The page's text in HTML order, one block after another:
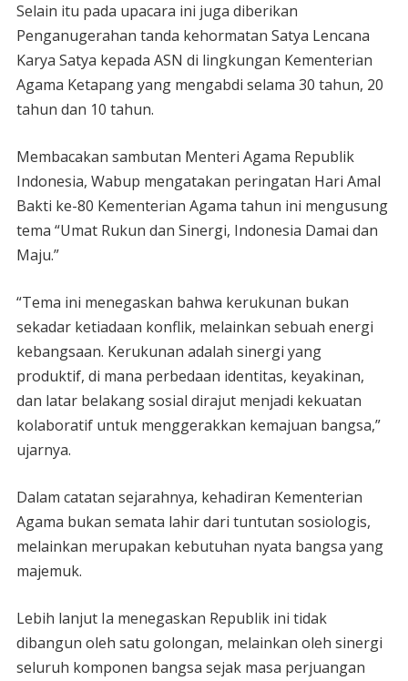
Selain itu pada upacara ini juga diberikan
Penganugerahan tanda kehormatan Satya Lencana
Karya Satya kepada ASN di lingkungan Kementerian
Agama Ketapang yang mengabdi selama 30 tahun, 20
tahun dan 10 tahun.
Membacakan sambutan Menteri Agama Republik
Indonesia, Wabup mengatakan peringatan Hari Amal
Bakti ke-80 Kementerian Agama tahun ini mengusung
tema “Umat Rukun dan Sinergi, Indonesia Damai dan
Maju.”
“Tema ini menegaskan bahwa kerukunan bukan
sekadar ketiadaan konflik, melainkan sebuah energi
kebangsaan. Kerukunan adalah sinergi yang
produktif, di mana perbedaan identitas, keyakinan,
dan latar belakang sosial dirajut menjadi kekuatan
kolaboratif untuk menggerakkan kemajuan bangsa,”
ujarnya.
Dalam catatan sejarahnya, kehadiran Kementerian
Agama bukan semata lahir dari tuntutan sosiologis,
melainkan merupakan kebutuhan nyata bangsa yang
majemuk.
Lebih lanjut Ia menegaskan Republik ini tidak
dibangun oleh satu golongan, melainkan oleh sinergi
seluruh komponen bangsa sejak masa perjuangan